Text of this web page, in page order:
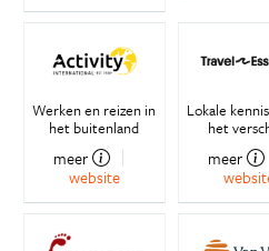
Werken en reizen in
het buitenland
meer
website
Lokale
het
meer